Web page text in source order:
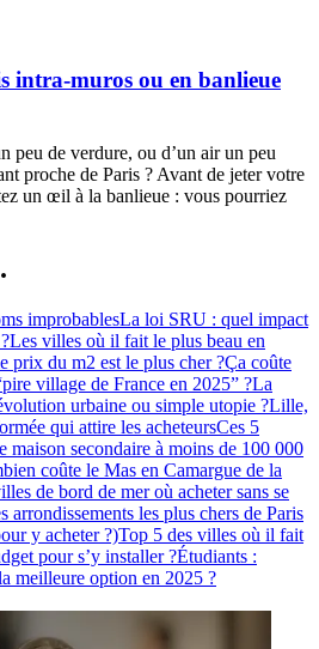
intra-muros ou en banlieue
peu de verdure, ou d’un air un peu
proche de Paris ? Avant de jeter votre
un œil à la banlieue : vous pourriez
improbablesLa loi SRU : quel impact
Les villes où il fait le plus beau en
prix du m2 est le plus cher ?Ça coûte
village de France en 2025” ?La
urbaine ou simple utopie ?Lille,
qui attire les acheteursCes 5
maison secondaire à moins de 100 000
coûte le Mas en Camargue de la
de bord de mer où acheter sans se
arrondissements les plus chers de Paris
y acheter ?)Top 5 des villes où il fait
pour s’y installer ?Étudiants :
meilleure option en 2025 ?